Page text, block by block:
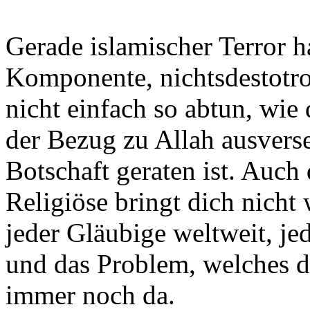
Gerade islamischer Terror
Komponente,
nicht einfach so abtun, wie
der Bezug zu Allah
Botschaft geraten ist.
Religiöse bringt dich nicht
jeder Gläubige weltweit,
und das Problem, welches
immer noch da.